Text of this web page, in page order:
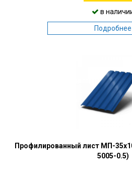
в
Подробнее
Профилированный лист МП-
5005-0.5)